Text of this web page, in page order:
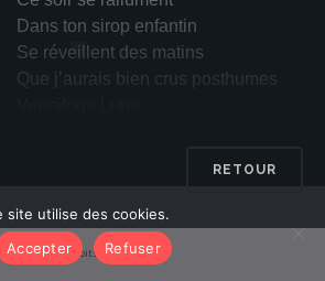
Dans ton sirop enfantin
Se réveillent des matins
Que j’aurais bien crus posthumes
Tu ranimes, tu exhumes
Presque sans lacune
Des jours qui s’étaient éteints
▼
RETOUR
2026 – Tous droits réservés
site utilise des cookies.
Accepter
Refuser